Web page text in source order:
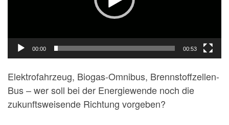
00:00 00:53
Elektrofahrzeug, Biogas-Omnibus, Brennstoffzellen-
Bus – wer soll bei der Energiewende noch die
zukunftsweisende Richtung vorgeben?